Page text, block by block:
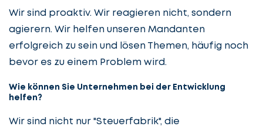
Wir sind proaktiv. Wir reagieren nicht, sondern
agierern. Wir helfen unseren Mandanten
erfolgreich zu sein und lösen Themen, häufig noch
bevor es zu einem Problem wird.
Wie können Sie Unternehmen bei der Entwicklung
helfen?
Wir sind nicht nur "Steuerfabrik", die